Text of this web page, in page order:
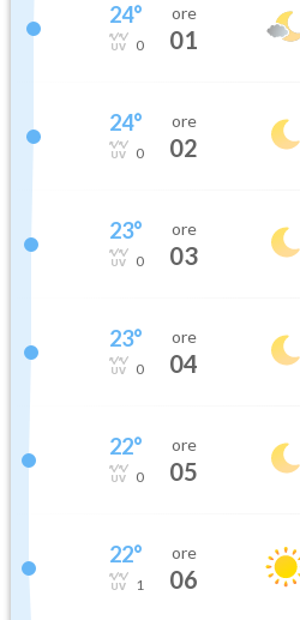
24°
0
ore
01
24°
0
ore
02
23°
0
ore
03
23°
0
ore
04
22°
0
ore
05
22°
1
ore
06